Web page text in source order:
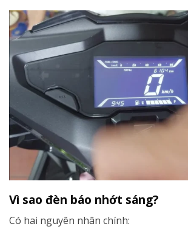
Vì sao đèn báo nhớt sáng?
Có hai nguyên nhân chính: